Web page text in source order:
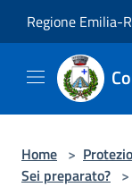
Regione Emilia-
Home >
Sei preparato? >